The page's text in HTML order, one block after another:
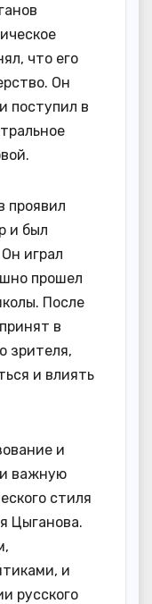
что его
Он
поступил в
проявил
и был
играл
прошел
После
в
зрителя,
и влиять
и
важную
стиля
Цыганова.
и
русского